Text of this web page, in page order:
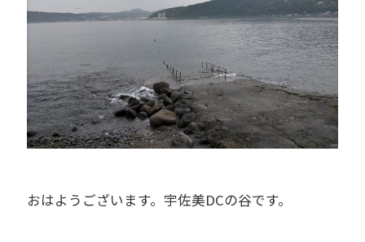
おはようございます。宇佐美DCの谷です。